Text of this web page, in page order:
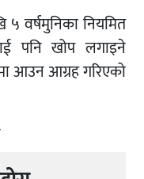
५ वर्षमुनिका नियमित
पनि खोप लगाइने
आउन आग्रह गरिएको